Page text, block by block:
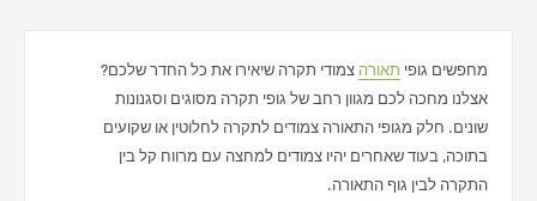
מחפשים גופי תאורה צמודי תקרה שיאירו את כל החדר שלכם?
אצלנו מחכה לכם מגוון רחב של גופי תקרה מסוגים וסגנונות
שונים. חלק מגופי התאורה צמודים לתקרה לחלוטין או שקועים
בתוכה, בעוד שאחרים יהיו צמודים למחצה עם מרווח קל בין
התקרה לבין גוף התאורה.